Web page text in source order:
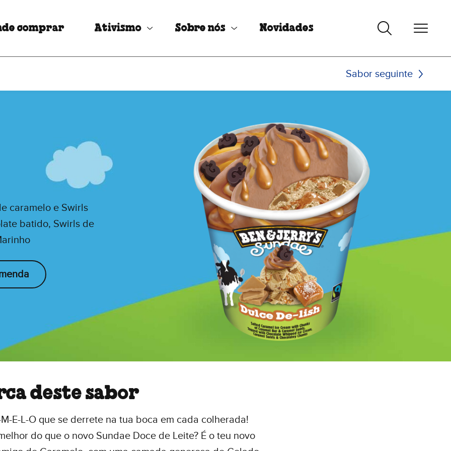
comprar Ativismo Sobre nós Novidades
Sabor seguinte
caramelo e Swirls
batido, Swirls de
deste sabor
E-L-O que se derrete na tua boca em cada colherada!
do que o novo Sundae Doce de Leite? É o teu novo